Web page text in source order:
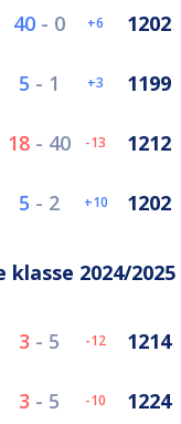
40 - 0 6 1202
5 - 1 3 1199
18 - 40 -13 1212
5 - 2 10 1202
2024/2025
3 - 5 -12 1214
3 - 5 -10 1224